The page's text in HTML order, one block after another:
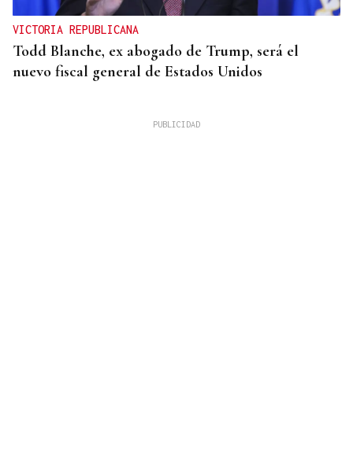
VICTORIA REPUBLICANA
Todd Blanche, ex abogado de Trump, será el
nuevo fiscal general de Estados Unidos